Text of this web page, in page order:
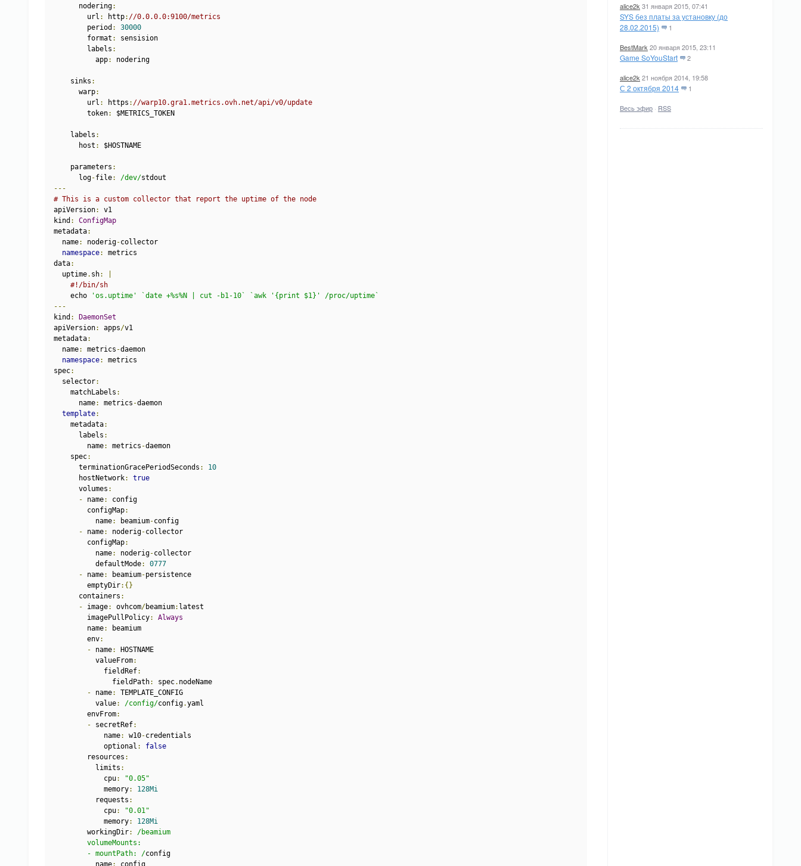
alice2k 31 января 2015, 07:41
SYS без платы за установку (до
28.02.2015)
1
BestMark 20 января 2015, 23:11
Game SoYouStart 2
alice2k 21 ноября 2014, 19:58
С 2 октября 2014 1
Весь эфир · RSS
nodering:
url : http: //0.0.0.0:9100/metrics
period :
30000
format :
sensision
labels :
app: nodering
sinks :
warp:
url : https : //warp10.gra1.metrics.ovh.net/api/v0/update
token: $METRICS_TOKEN
labels :
host : $HOSTNAME
parameters :
log-file: /dev/stdout
---
# This is a custom collector that report the uptime of the node
apiVersion:
v1
kind :
ConfigMap
metadata:
name: noderig-collector
namespace:
metrics
data:
uptime. sh:
#!/bin/sh
echo
'os.uptime' `date +%s%N | cut -b1-10`
`awk '{print $1}' /proc/uptime`
---
kind :
DaemonSet
apiVersion: apps/v1
metadata:
name: metrics -daemon
namespace:
metrics
spec:
selector:
matchLabels :
name: metrics -daemon
template:
metadata:
labels :
name: metrics -daemon
spec:
terminationGracePeriodSeconds :
10
hostNetwork:
true
volumes :
- name:
config
configMap:
name: beamium-config
- name: noderig-collector
configMap:
name: noderig-collector
defaultMode:
0777
- name: beamium-persistence
emptyDir:{}
containers :
- image: ovhcom/beamium: latest
imagePullPolicy:
Always
name:
beamium
env:
- name:
HOSTNAME
valueFrom:
fieldRef:
fieldPath: spec. nodeName
- name:
TEMPLATE_CONFIG
value: /config/config.yaml
envFrom:
- secretRef:
name: w10-credentials
optional :
false
resources :
limits :
cpu:
"0.05"
memory:
128Mi
requests :
cpu:
"0.01"
memory:
128Mi
workingDir:
/beamium
volumeMounts:
- mountPath: /config
name: config